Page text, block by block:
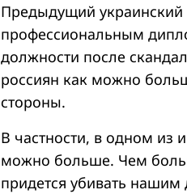
Предыдущий украинский
профессиональным
должности после
россиян как можно
стороны.
В частности, в одном из
можно больше. Чем
придется убивать нашим